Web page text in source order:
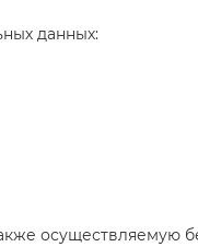
данных:
осуществляемую